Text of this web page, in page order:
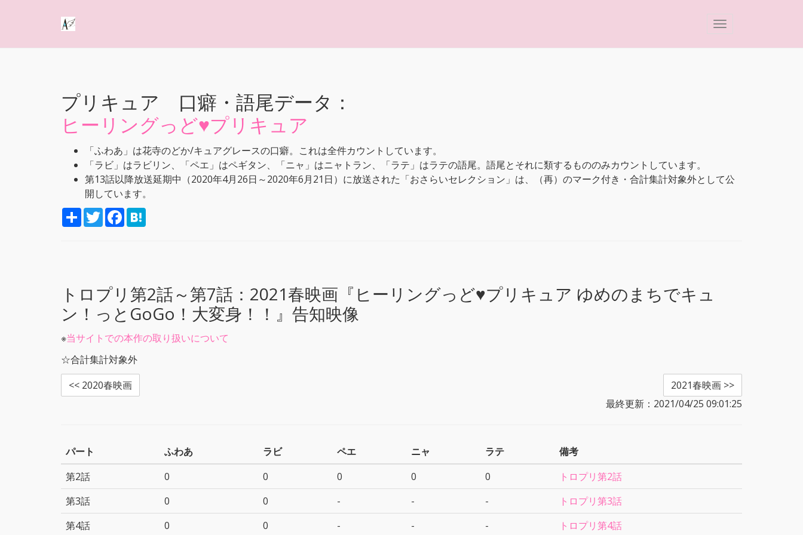
プリキュア 口癖・語尾データ：
ヒーリングっど♥プリキュア
「ふわあ」は花寺のどか/キュアグレースの口癖。これは全件カウントしています。
「ラビ」はラビリン、「ペエ」はペギタン、「ニャ」はニャトラン、「ラテ」はラテの語尾。語尾とそれに類するもののみカウントしています。
第13話以降放送延期中（2020年4月26日～2020年6月21日）に放送された「おさらいセレクション」は、（再）のマーク付き・合計集計対象外として公
開しています。
S
h
T
w
F
a
トロプリ第2話～第7話： 2021春映画『ヒーリングっど♥プリキュア ゆめのまちでキュ
ン！っとGoGo！大変身！！』告知映像
※当サイトでの本作の取り扱いについて
☆合計集計対象外
<< 2020春映画
2021春映画 >>
最終更新：2021/04/25 09:01:25
パート ふわあ ラビ ペエ ニャ ラテ
備考
第2話
0 0 0 0 0
トロプリ第2話
第3話
0 0 - - -
トロプリ第3話
第4話
0 0 - - - トロプリ第4話